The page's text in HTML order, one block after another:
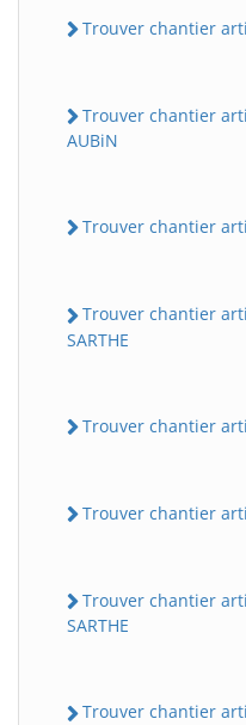
Trouver chantier
Trouver chantier
AUBiN
Trouver chantier
Trouver chantier
SARTHE
Trouver chantier
Trouver chantier
Trouver chantier
SARTHE
Trouver chantier